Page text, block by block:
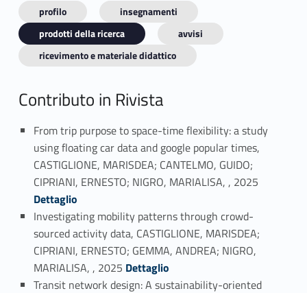
profilo
insegnamenti
prodotti della ricerca
avvisi
ricevimento e materiale didattico
Contributo in Rivista
From trip purpose to space-time flexibility: a study
using floating car data and google popular times,
CASTIGLIONE, MARISDEA; CANTELMO, GUIDO;
CIPRIANI, ERNESTO; NIGRO, MARIALISA, , 2025
Dettaglio
Investigating mobility patterns through crowd-
sourced activity data, CASTIGLIONE, MARISDEA;
CIPRIANI, ERNESTO; GEMMA, ANDREA; NIGRO,
MARIALISA, , 2025 Link identifier #identifier_person_19543-2Dettaglio
Transit network design: A sustainability-oriented